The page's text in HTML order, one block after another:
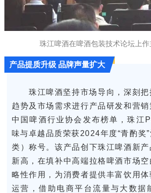
珠江啤酒在啤酒包装技术论坛上
产品提质升级 品牌声量扩大
珠江啤酒坚持市场导向，深刻
趋势及市场需求进行产品研发和营销
中国啤酒行业协会发布榜单，珠江
味与卓越品质荣获2024年度“青酌奖
类）称号。该产品创下珠江啤酒新
新高，在填补中高端拉格啤酒市场
略性作用，为消费者提供丰富饮用
运营，借助电商平台流量与大数据